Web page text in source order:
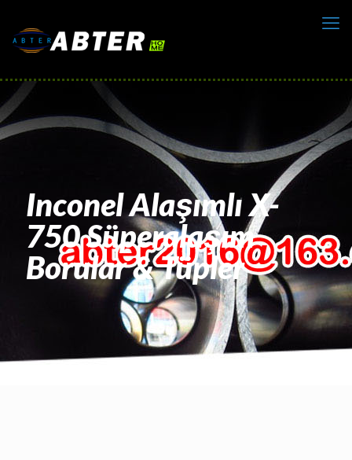
Inconel Alaşımlı X-
750 Süperalaşım
Borular & Tüpler